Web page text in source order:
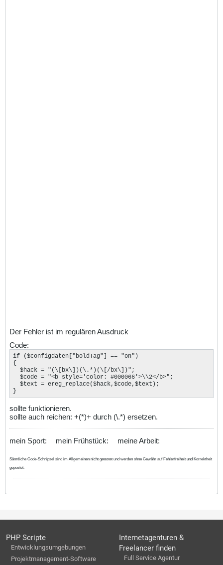
Der Fehler ist im regulären Ausdruck
Code:
if ($configdaten["boldTag"] == "on")
{
  $hack = "(\[bx\])(\.*)(\[/bx\])";
  $code = "<b style='color: #000066'>\\2</b>";
  $text = ereg_replace($hack,$code,$text);
}
sollte funktionieren.
sollte auch reichen: +(*)+ durch (\.*) ersetzen.
mein Sport: mein Frühstück: meine Arbeit:
Sämtliche Code-Schnipsel sind im Allgemeinen nicht getestet und werden ohne Gewähr auf Fehlerfreiheit und Korrektheit
gepostet.
PHP Scripte
Entwicklungsumgebungen
Projektmanagement-Software
Internetagenturen &
Freelancer finden
Full Service Agentur